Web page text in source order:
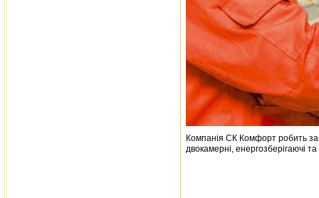
Компанія СК Комфорт робить
двокамерні, енергозберігаючі та